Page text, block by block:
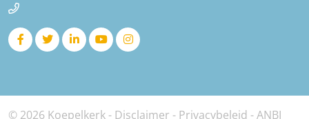
© 2026 Koepelkerk - Disclaimer - Privacybeleid -ANBI